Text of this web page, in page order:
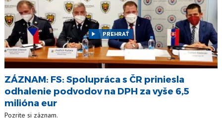
PREHRAŤ
ZÁZNAM: FS: Spolupráca s ČR priniesla
odhalenie podvodov na DPH za vyše 6,5
milióna eur
Pozrite si záznam.